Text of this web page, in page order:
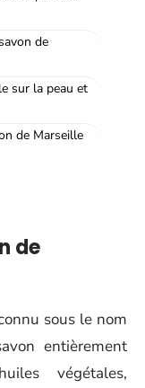
de
sur la peau et
de Marseille
de
sous le nom
entièrement
végétales,